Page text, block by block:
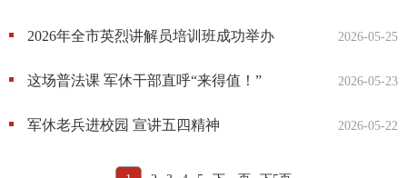
2026年全市英烈讲解员培训班成功举办 2026-05-25
这场普法课 军休干部直呼“来得值！” 2026-05-23
军休老兵进校园 宣讲五四精神 2026-05-22